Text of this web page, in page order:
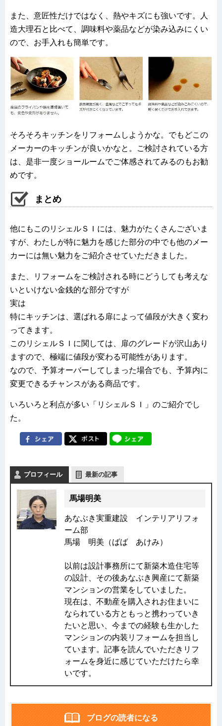
また、意匠性だけではなく、熱やキズにも強いです。人
造大理石と比べて、調味料や薬品などが染み込みにくい
ので、お手入れも簡単です。
そろそろキッチンをリフォームしようかな。でもどこの
メーカーのキッチンが良いかなと。ご検討されている方
は、是非一度ショールームでご体感されてみるのもお勧
めです。
まとめ
他にもこのリシェルＳＩには、魅力がたくさんございま
すが、わたしが特に魅力を感じた部分の中でも他のメー
カーには無い魅力をご紹介させていただきました。
また、リフォームをご検討される時にどうしても考えな
いといけない金銭的な部分ですが
実は
特にキッチンは、選ばれる扉によって値段が大きく変わ
ってきます。
このリシェルＳＩに関しては、扉のグレードが沢山あり
ますので、極端に値段が変わる可能性があります。
なので、予算オーバーしてしまった場合でも、予算内に
変更できるチャンスがある商品です。
いろいろと利点が多い「リシェルＳＩ」のご紹介でし
た。
プロフィール 最新の記事
馬場明美
あなぶき実重建設 インテリアリフォ
ーム部
馬場 明美（ばば あけみ）
以前は設計事務所にて新築木造住宅等
の設計、その後あなぶき興産にて新築
マンションの営業をしていました。
現在は、不動産を購入されお住まいに
なられている方ともっと携わっていき
たいと思い、今までの経験も生かした
マンションの内装リフォームを担当し
ています。記事を読んでいただきリフ
ォームを身近に感じていただけたら幸
いです。
ブログの読者になる